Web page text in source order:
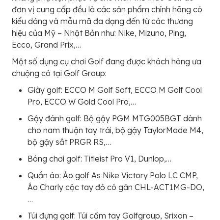
đơn vị cung cấp đều là các sản phẩm chính hãng có
kiểu dáng và mẫu mã đa dạng đến từ các thương
hiệu của Mỹ – Nhật Bản như: Nike, Mizuno, Ping,
Ecco, Grand Prix,…
Một số dụng cụ chơi Golf đang được khách hàng ưa
chuộng có tại Golf Group:
Giày golf: ECCO M Golf Soft, ECCO M Golf Cool
Pro, ECCO W Gold Cool Pro,…
Gậy đánh golf: Bộ gậy PGM MTG005BGT dành
cho nam thuận tay trái, bộ gậy TaylorMade M4,
bộ gậy sắt PRGR RS,…
Bóng chơi golf: Titleist Pro V1, Dunlop,…
Quần áo: Áo golf As Nike Victory Polo LC CMP,
Áo Charly cộc tay đỏ có gân CHL-ACT1MG-DO,
…
Túi đựng golf: Túi cầm tay Golfgroup, Srixon –